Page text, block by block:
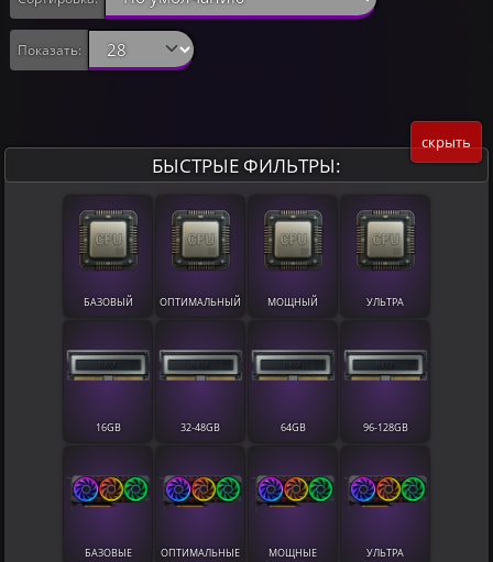
Показать:
БЫСТРЫЕ ФИЛЬТРЫ:
скрыть
БАЗОВЫЙ ОПТИМАЛЬНЫЙ МОЩНЫЙ УЛЬТРА
16GB 32-48GB 64GB 96-128GB
БАЗОВЫЕ ОПТИМАЛЬНЫЕ МОЩНЫЕ УЛЬТРА